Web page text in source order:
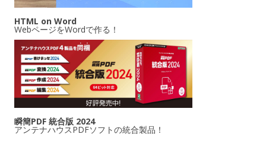
HTML on Word
WebページをWordで作る！
瞬簡PDF 統合版 2024
アンテナハウスPDFソフトの統合製品！